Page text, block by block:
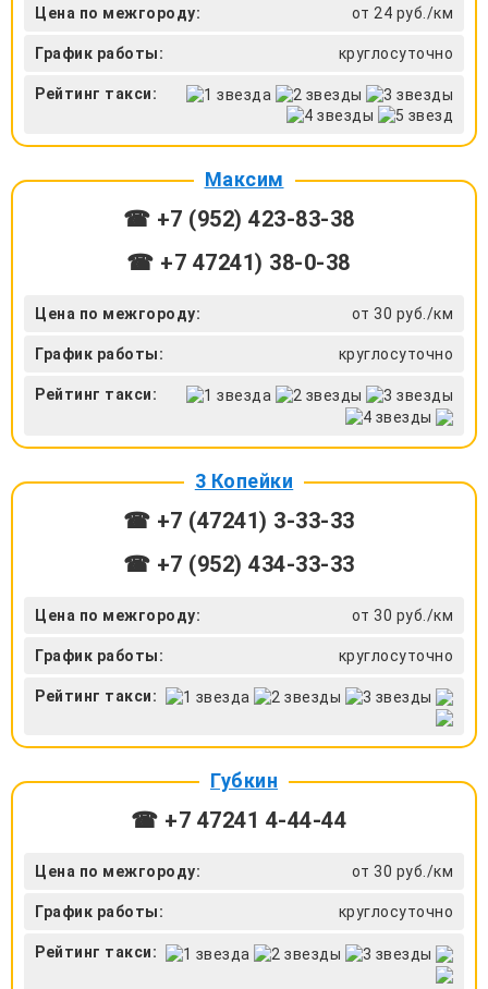
Цена по межгороду: от 24 руб./км
График работы: круглосуточно
Рейтинг такси:
Максим
☎ +7 (952) 423-83-38
☎ +7 47241) 38-0-38
Цена по межгороду: от 30 руб./км
График работы: круглосуточно
Рейтинг такси:
3 Копейки
☎ +7 (47241) 3-33-33
☎ +7 (952) 434-33-33
Цена по межгороду: от 30 руб./км
График работы: круглосуточно
Рейтинг такси:
Губкин
☎ +7 47241 4‑44-44
Цена по межгороду: от 30 руб./км
График работы: круглосуточно
Рейтинг такси: